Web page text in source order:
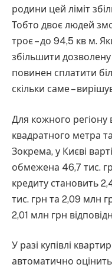
родини цей ліміт
Тобто двоє людей
троє – до 94,5 кв м.
збільшити дозволену
повинен сплатити
скільки саме –
Для кожного регіону
квадратного метра
Зокрема, у Києві
обмежена 46,7 тис.
кредиту становить
тис. грн та 2,09 млн
2,01 млн грн
У разі купівлі
автоматично